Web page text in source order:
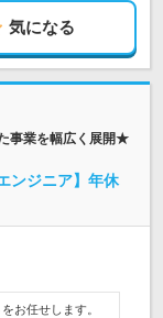
気になる
事業を幅広く展開★
ンジニア】年休
お任せします。